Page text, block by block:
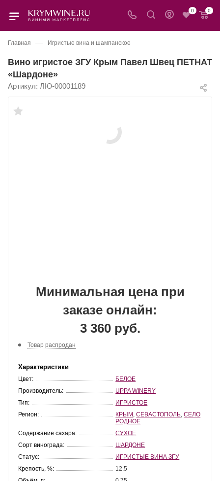
0 0
Главная — Игристые вина и шампанское
Вино игристое ЗГУ Крым Павел Швец ПЕТНАТ
«Шардоне»
Артикул: ЛЮ-00001189
Минимальная цена при
заказе онлайн:
3 360 руб.
Товар распродан
Характеристики
Цвет:
БЕЛОЕ
Производитель:
UPPA WINERY
Тип:
ИГРИСТОЕ
Регион:
КРЫМ ,СЕВАСТОПОЛЬ ,СЕЛО
РОДНОЕ
Содержание сахара:
СУХОЕ
Сорт винограда:
ШАРДОНЕ
Статус:
ИГРИСТЫЕ ВИНА ЗГУ
Крепость, %:
12.5